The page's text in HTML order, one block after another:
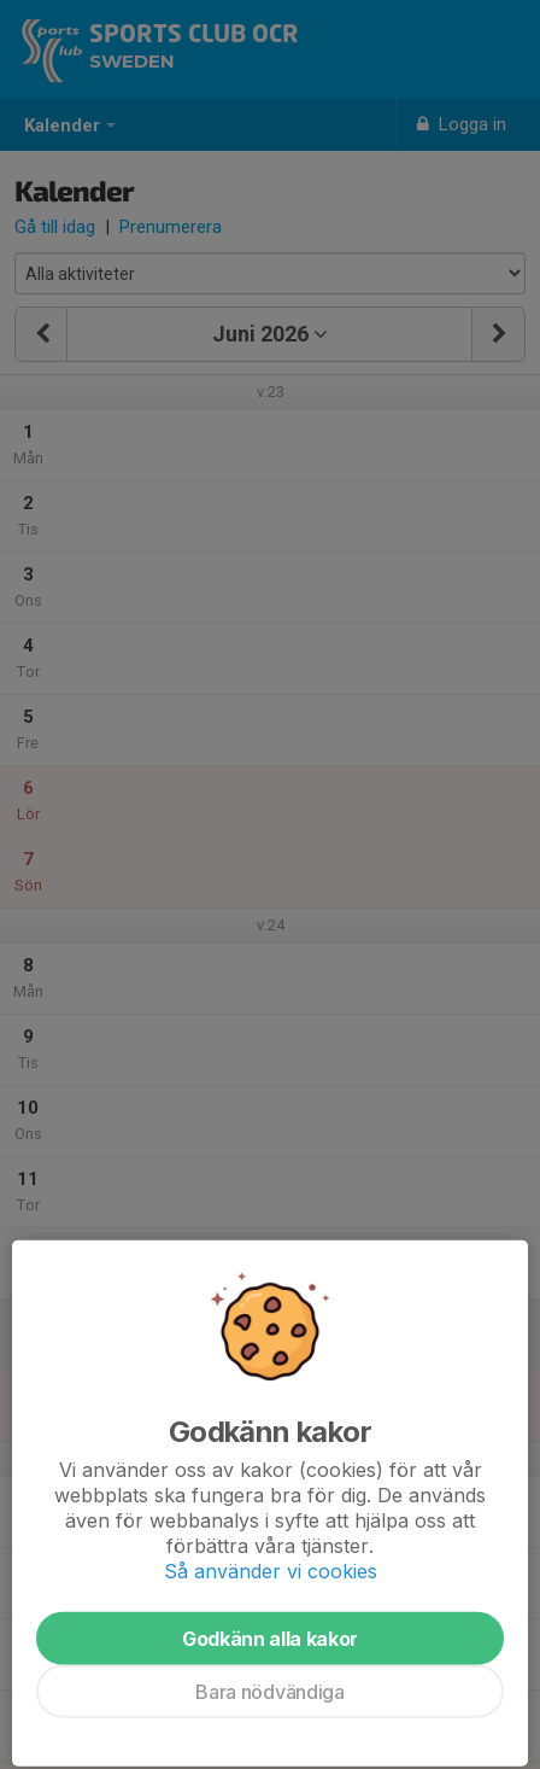
Kalender Logga in
SPORTS CLUB OCR
SWEDEN
Kalender
Gå till idag | Prenumerera
Juni 2026
v.23
1
Mån
2
Tis
3
Ons
4
Tor
5
Fre
6
Lör
7
Sön
v.24
8
Mån
9
Tis
10
Ons
11
Tor
v.25
17
Godkänn kakor
Vi använder oss av kakor (cookies) för att vår
webbplats ska fungera bra för dig. De används
även för webbanalys i syfte att hjälpa oss att
förbättra våra tjänster.
Så använder vi cookies
Godkänn alla kakor
Bara nödvändiga